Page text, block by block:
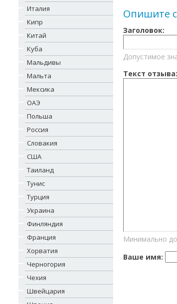
Италия
Кипр
Китай
Куба
Мальдивы
Мальта
Мексика
ОАЭ
Польша
Россия
Словакия
США
Таиланд
Тунис
Турция
Украина
Финляндия
Франция
Хорватия
Черногория
Чехия
Швейцария
Опишите
Заголовок:
Допустимое
Текст отзыва:
Минимально
Ваше имя: